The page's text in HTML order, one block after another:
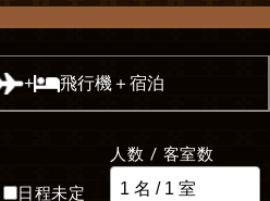
+ 飛行機＋宿泊
日程未定
人数 / 客室数